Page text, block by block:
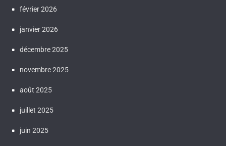
février 2026
janvier 2026
décembre 2025
novembre 2025
août 2025
juillet 2025
juin 2025